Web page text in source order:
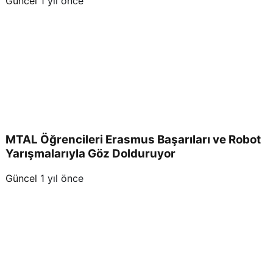
MTAL Öğrencileri Erasmus Başarıları ve Robot
Yarışmalarıyla Göz Dolduruyor
Güncel 1 yıl önce